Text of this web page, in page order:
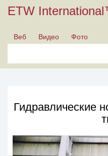
ETW
Веб
Видео Фото
Гидравлические